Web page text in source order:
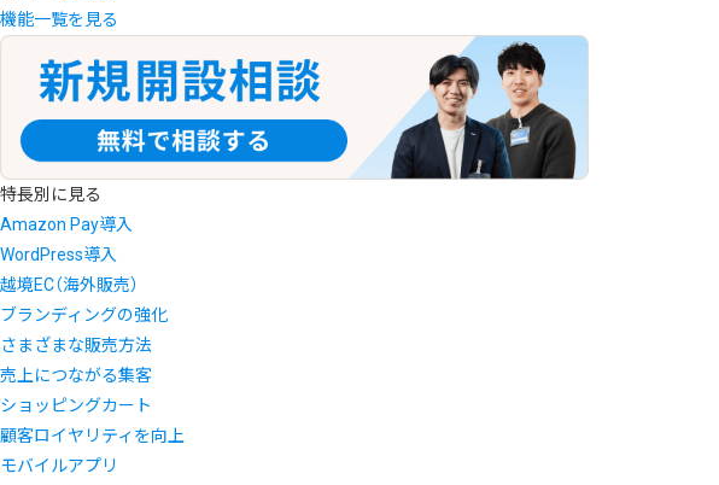
機能一覧を見る
特長別に見る
Amazon Pay導入
WordPress導入
越境EC（海外販売）
ブランディングの強化
さまざまな販売方法
売上につながる集客
ショッピングカート
顧客ロイヤリティを向上
モバイルアプリ